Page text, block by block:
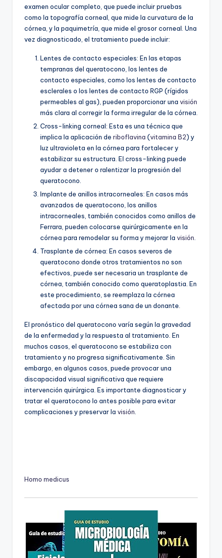
examen ocular completo, que puede incluir pruebas
como la topografía corneal, que mide la curvatura de la
córnea, y la paquimetría, que mide el grosor corneal. Una
vez diagnosticado, el tratamiento puede incluir:
Lentes de contacto especiales: En las etapas
tempranas del queratocono, los lentes de
contacto especiales, como los lentes de contacto
esclerales o los lentes de contacto RGP (rígidos
permeables al gas), pueden proporcionar una visión
más clara al corregir la forma irregular de la córnea.
Cross-linking corneal: Esta es una técnica que
implica la aplicación de riboflavina (vitamina B2) y
luz ultravioleta en la córnea para fortalecer y
estabilizar su estructura. El cross-linking puede
ayudar a detener o ralentizar la progresión del
queratocono.
Implante de anillos intracorneales: En casos más
avanzados de queratocono, los anillos
intracorneales, también conocidos como anillos de
Ferrara, pueden colocarse quirúrgicamente en la
córnea para remodelar su forma y mejorar la visión
Trasplante de córnea: En casos severos de
queratocono donde otros tratamientos no son
efectivos, puede ser necesaria un trasplante de
córnea, también conocido como queratoplastia. En
este procedimiento, se reemplaza la córnea
afectada por una córnea sana de un donante.
El pronóstico del queratocono varía según la gravedad
de la enfermedad y la respuesta al tratamiento. En
muchos casos, el queratocono se estabiliza con
tratamiento y no progresa significativamente. Sin
embargo, en algunos casos, puede provocar una
discapacidad visual significativa que requiere
intervención quirúrgica. Es importante diagnosticar y
tratar el queratocono lo antes posible para evitar
complicaciones y preservar la visión.
Homo medicus